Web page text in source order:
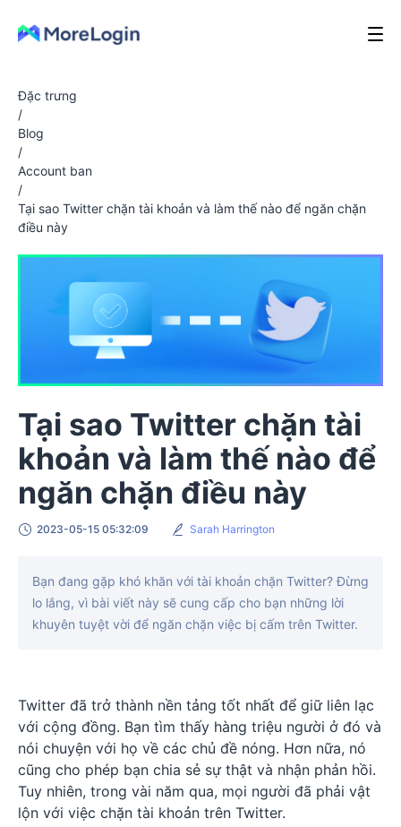
Đặc trưng
/
Blog
/
Account ban
/
Tại sao Twitter chặn tài khoản và làm thế nào để ngăn chặn
điều này
Tại sao Twitter chặn tài
khoản và làm thế nào để
ngăn chặn điều này
2023-05-15 05:32:09 Sarah Harrington
Bạn đang gặp khó khăn với tài khoản chặn Twitter? Đừng
lo lắng, vì bài viết này sẽ cung cấp cho bạn những lời
khuyên tuyệt vời để ngăn chặn việc bị cấm trên Twitter.
Twitter đã trở thành nền tảng tốt nhất để giữ liên lạc
với cộng đồng. Bạn tìm thấy hàng triệu người ở đó và
nói chuyện với họ về các chủ đề nóng. Hơn nữa, nó
cũng cho phép bạn chia sẻ sự thật và nhận phản hồi.
Tuy nhiên, trong vài năm qua, mọi người đã phải vật
lộn với việc chặn tài khoản trên Twitter.